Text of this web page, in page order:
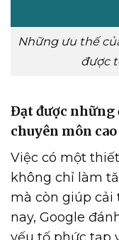
Những ưu thế
được
Đạt được những
chuyên môn cao
Việc có một
không chỉ làm
mà còn giúp cải
nay, Google